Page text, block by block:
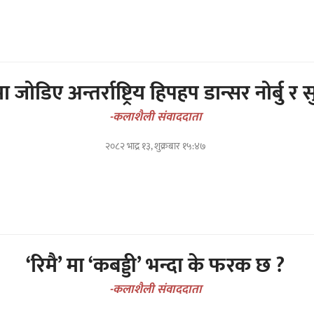
अन्तर्राष्ट्रिय हिपहप डान्सर नोर्बु र
-कलाशैली संवाददाता
२०८२ भाद्र १३, शुक्रबार १५:४७
‘रिमै’ मा ‘कबड्डी’ भन्दा के फरक छ ?
-कलाशैली संवाददाता